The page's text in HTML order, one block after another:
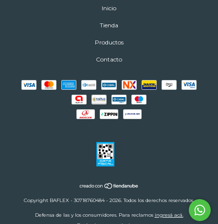
Inicio
Tienda
Productos
Contacto
Copyright BAFLEX - 30718760484 - 2026. Todos los derechos reservados.
Defensa de las y los consumidores. Para reclamos ingresá acá.